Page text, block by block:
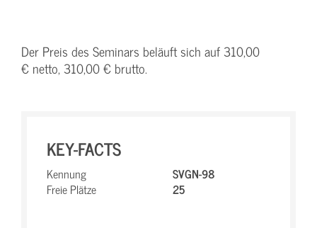
Der Preis des Seminars beläuft sich auf 310,00
€ netto, 310,00 € brutto.
KEY-FACTS
Kennung
SVGN-98
Freie Plätze
25